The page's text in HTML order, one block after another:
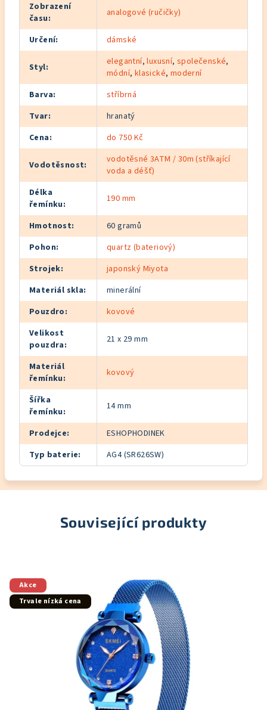
Zobrazení
času: analogové (ručičky)
Určení: dámské
Styl: elegantní,luxusní,společenské,
módní, klasické, moderní
Barva:
stříbrná
Tvar:
hranatý
Cena: do 750 Kč
Vodotěsnost:
vodotěsné 3ATM / 30m (stříkající
voda a déšť)
Délka
řemínku: 190 mm
Hmotnost:
60 gramů
Pohon:
quartz (bateriový)
Strojek:
japonský Miyota
Materiál skla:
minerální
Pouzdro:
kovové
Velikost
pouzdra: 21 x 29 mm
Materiál
řemínku: kovový
Šířka
řemínku: 14 mm
Prodejce:
ESHOPHODINEK
Typ baterie: AG4 (SR626SW)
Související produkty
Akce
Trvale nízká cena